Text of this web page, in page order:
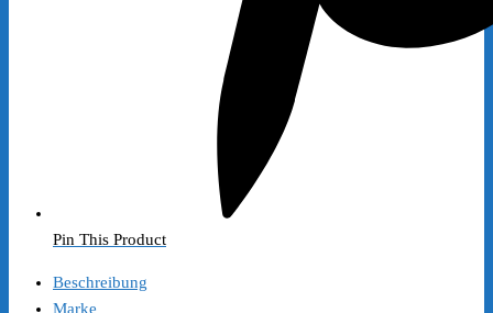
Pin This Product
Beschreibung
Marke